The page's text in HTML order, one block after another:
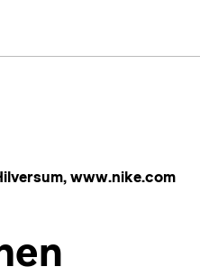
www.nike.com